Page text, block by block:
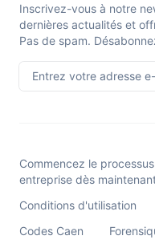
Inscrivez-vous à notre
dernières actualités et
Pas de spam.
Entrez votre adresse
Commencez le
entreprise dès
Conditions d'utilisation
Codes Caen